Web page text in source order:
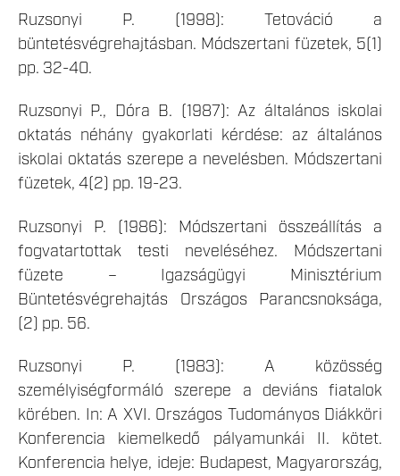
Ruzsonyi P. (1998): Tetováció a
büntetésvégrehajtásban. Módszertani füzetek, 5(1)
pp. 32-40.
Ruzsonyi P., Dóra B. (1987): Az általános iskolai
oktatás néhány gyakorlati kérdése: az általános
iskolai oktatás szerepe a nevelésben. Módszertani
füzetek, 4(2) pp. 19-23.
Ruzsonyi P. (1986): Módszertani összeállítás a
fogvatartottak testi neveléséhez. Módszertani
füzete – Igazságügyi Minisztérium
Büntetésvégrehajtás Országos Parancsnoksága,
(2) pp. 56.
Ruzsonyi P. (1983): A közösség
személyiségformáló szerepe a deviáns fiatalok
körében. In: A XVI. Országos Tudományos Diákköri
Konferencia kiemelkedő pályamunkái II. kötet.
Konferencia helye, ideje: Budapest, Magyarország,